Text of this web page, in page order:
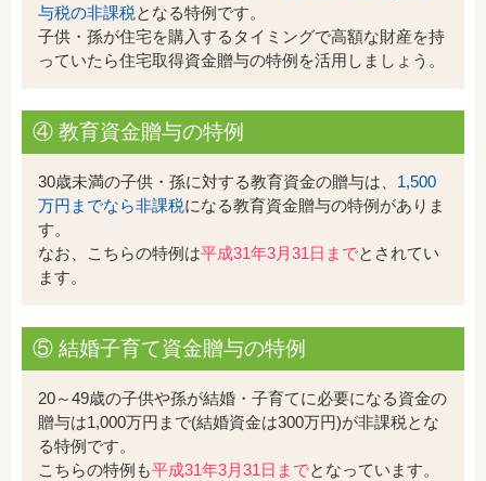
与税の非課税となる特例です。
子供・孫が住宅を購入するタイミングで高額な財産を持
っていたら住宅取得資金贈与の特例を活用しましょう。
④ 教育資金贈与の特例
30歳未満の子供・孫に対する教育資金の贈与は、 1,500
万円までなら非課税になる教育資金贈与の特例がありま
す。
なお、こちらの特例は平成31年3月31日までとされてい
ます。
⑤ 結婚子育て資金贈与の特例
20～49歳の子供や孫が結婚・子育てに必要になる資金の
贈与は1,000万円まで(結婚資金は300万円)が非課税とな
る特例です。
こちらの特例も平成31年3月31日までとなっています。